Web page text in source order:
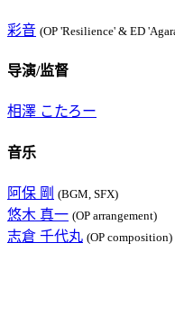
彩音 (OP 'Resilience' & ED
导演/监督
相澤 こたろー
音乐
阿保 剛 (BGM, SFX)
悠木 真一 (OP arrangement)
志倉 千代丸 (OP composition)